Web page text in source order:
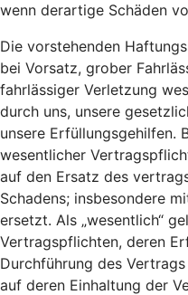
wenn derartige Schäden
Die vorstehenden
bei Vorsatz, grober
fahrlässiger Verletzung
durch uns, unsere
unsere Erfüllungsgehilfen.
wesentlicher
auf den Ersatz des
Schadens; insbesondere
ersetzt. Als „wesentlich“
Vertragspflichten, deren
Durchführung des
auf deren Einhaltung der